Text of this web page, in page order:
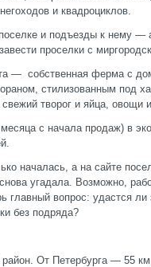
и квадроциклов.
и подъезды к нему —
проселки с
— собственная ферма с
стилизованным под
творог и яйца, овощи
с начала продаж) в
началась, а на сайте
угадала. Возможно,
главный вопрос: удастся
без подряда?
район. От Петербурга — 55